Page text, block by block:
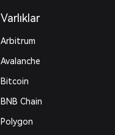
Varlıklar
Arbitrum
Avalanche
Bitcoin
BNB Chain
Polygon